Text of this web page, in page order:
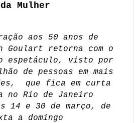
da Mulher
aos 50 anos de
Goulart retorna com o
espetáculo, visto por
de pessoas em mais
que fica em curta
no Rio de Janeiro
14 e 30 de março, de
a domingo